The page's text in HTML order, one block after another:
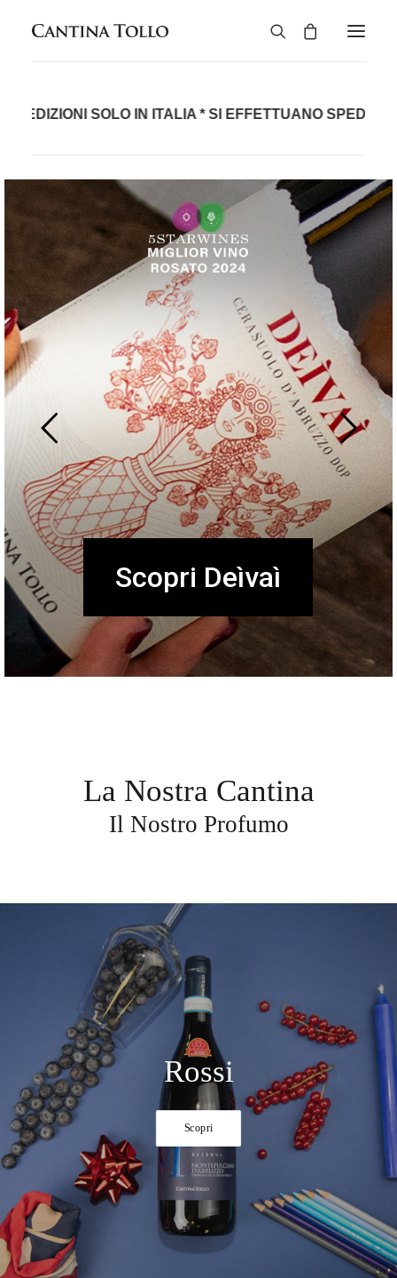
Rossi
Cantina Tollo
IN ITALIA * SI EFFETTUANO SPEDIZIONI SOLO IN
Accessori
La Nostra Cantina
Il Nostro Profumo
Rossi
Scopri